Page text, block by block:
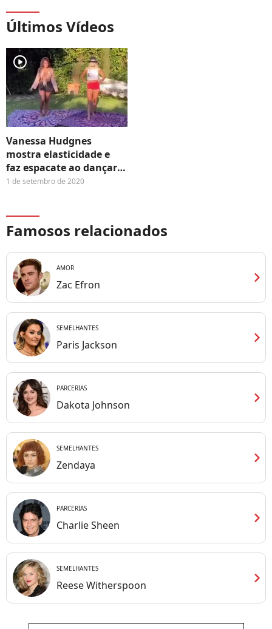
Últimos Vídeos
player2
Vanessa Hudgnes
mostra elasticidade e
faz espacate ao dançar
'WAP'
1 de setembro de 2020
Famosos relacionados
AMOR
Zac Efron chevron_right
SEMELHANTES
Paris Jackson chevron_right
PARCERIAS
Dakota Johnson chevron_right
SEMELHANTES
Zendaya chevron_right
PARCERIAS
Charlie Sheen chevron_right
SEMELHANTES
Reese Witherspoon chevron_right